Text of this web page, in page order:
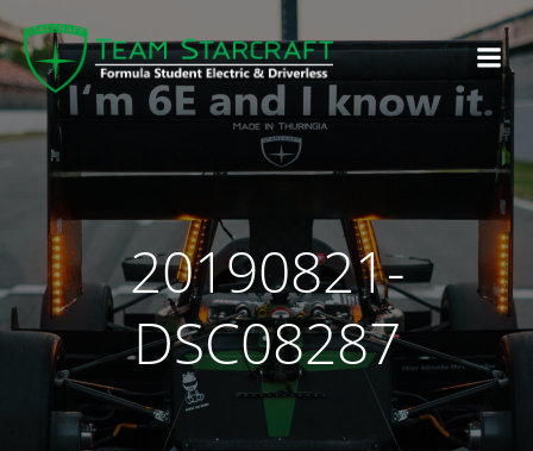
20190821-
DSC08287